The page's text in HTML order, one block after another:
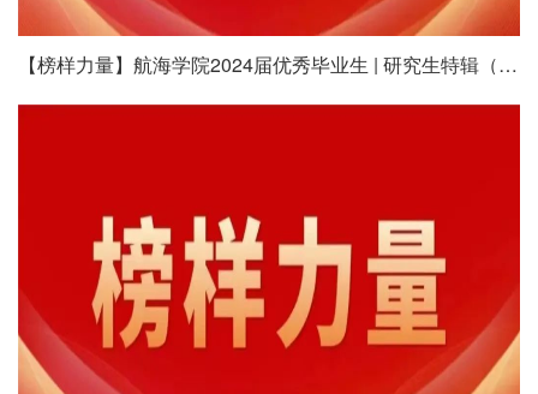
【榜样力量】航海学院2024届优秀毕业生 | 研究生特辑（十八）